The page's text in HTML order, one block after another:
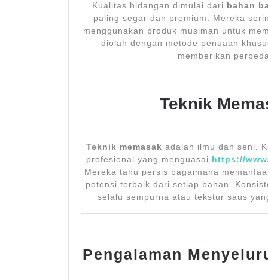
Kualitas hidangan dimulai dari bahan
paling segar dan premium. Mereka
menggunakan produk musiman untuk
diolah dengan metode penuaan
memberikan
Teknik
Teknik memasak adalah ilmu dan seni.
profesional yang menguasai https://
Mereka tahu persis bagaimana
potensi terbaik dari setiap bahan.
selalu sempurna atau tekstur saus
Pengalaman